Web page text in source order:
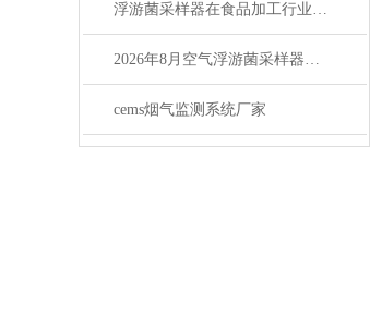
浮游菌采样器在食品加工行业的应用与优势
2026年8月空气浮游菌采样器测评：工业园区选购指南
cems烟气监测系统厂家